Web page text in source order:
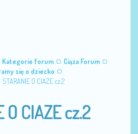
Kategorie forum
Ciąża Forum
się o dziecko
STARANIE O CIAZE cz.2
O CIAZE cz.2